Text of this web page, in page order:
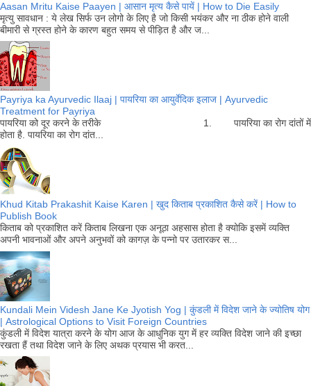
Aasan Mritu Kaise Paayen | आसान मृत्य कैसे पायें | How to Die Easily
मृत्यु सावधान : ये लेख सिर्फ उन लोगो के लिए है जो किसी भयंकर और ना ठीक होने वाली
बीमारी से ग्रस्त होने के कारण बहुत समय से पीड़ित है और ज...
Payriya ka Ayurvedic Ilaaj | पायरिया का आयुर्वेदिक इलाज | Ayurvedic
Treatment for Payriya
पायरिया को दूर करने के तरीके 1. पायरिया का रोग दांतों में
होता है. पायरिया का रोग दांत...
Khud Kitab Prakashit Kaise Karen | खुद किताब प्रकाशित कैसे करें | How to
Publish Book
किताब को प्रकाशित करें किताब लिखना एक अनूठा अहसास होता है क्योकि इसमें व्यक्ति
अपनी भावनाओं और अपने अनुभवों को कागज़ के पन्नो पर उतारकर स...
Kundali Mein Videsh Jane Ke Jyotish Yog | कुंडली में विदेश जाने के ज्योतिष योग
| Astrological Options to Visit Foreign Countries
कुंडली में विदेश यात्रा करने के योग आज के आधुनिक युग में हर व्यक्ति विदेश जाने की इच्छा
रखता हैं तथा विदेश जाने के लिए अथक प्रयास भी करत...